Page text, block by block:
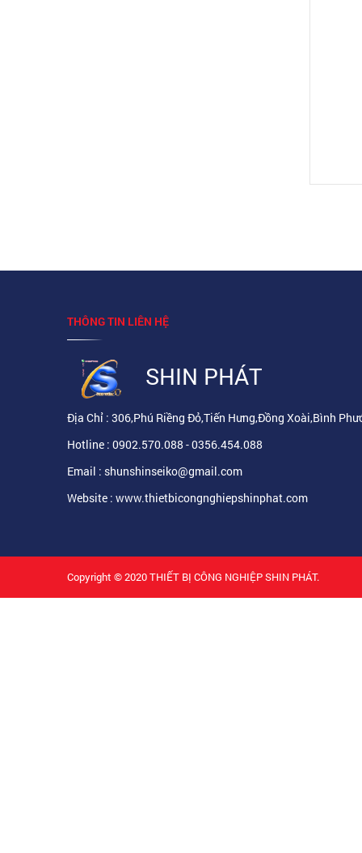
THÔNG TIN LIÊN HỆ
SHIN PHÁT
Địa Chỉ : 306,Phú Riềng Đỏ,Tiến Hưng,Đồng Xoài,Bình
Hotline : 0902.570.088 - 0356.454.088
Email : shunshinseiko@gmail.com
Website : www.thietbicongnghiepshinphat.com
Copyright © 2020THIẾT BỊ CÔNG NGHIỆP SHIN PHÁT.